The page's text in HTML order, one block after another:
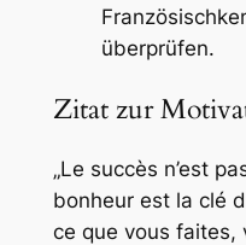
überprüfen.
Zitat zur
„Le succès n’est
bonheur est la clé
ce que vous faites,